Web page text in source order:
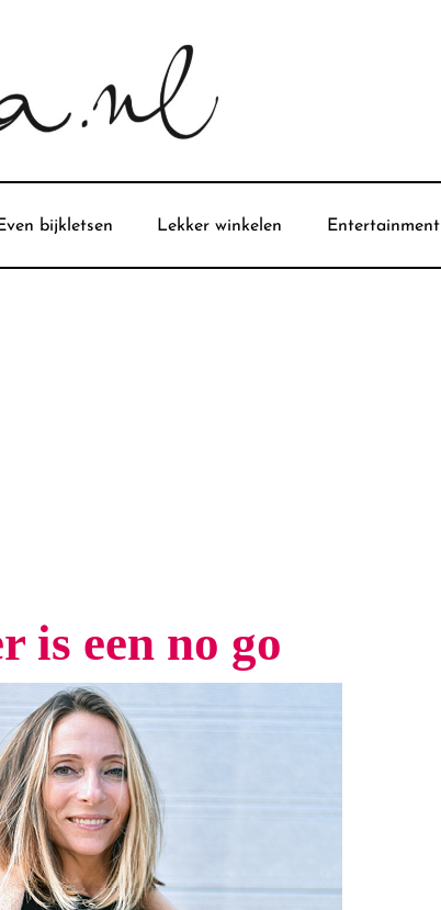
bijkletsen Lekker winkelen Entertainment
is een no go